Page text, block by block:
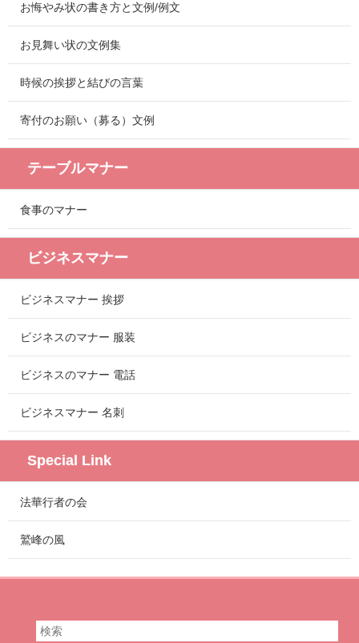
お悔やみ状の書き方と文例/例文
お見舞い状の文例集
時候の挨拶と結びの言葉
寄付のお願い（募る）文例
テーブルマナー
食事のマナー
ビジネスマナー
ビジネスマナー 挨拶
ビジネスのマナー 服装
ビジネスのマナー 電話
ビジネスマナー 名刺
Special Link
法華行者の会
鷲峰の風